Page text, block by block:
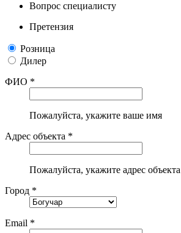
Вопрос специалисту
Претензия
Розница
Дилер
ФИО *
Пожалуйста, укажите ваше имя
Адрес объекта *
Пожалуйста, укажите адрес объекта
Город *
Email *